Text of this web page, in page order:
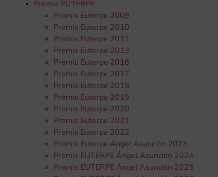
Premis EUTERPE
Premis Euterpe 2009
Premis Euterpe 2010
Premis Euterpe 2011
Premis Euterpe 2013
Premis Euterpe 2016
Premis Euterpe 2017
Premis Euterpe 2018
Premis Euterpe 2019
Premis Euterpe 2020
Premis Euterpe 2021
Premis Euterpe 2022
Premis Euterpe Ángel Asunción 2023
Premis EUTERPE Ángel Asunción 2024
Premis EUTERPE Ángel Asunción 2025